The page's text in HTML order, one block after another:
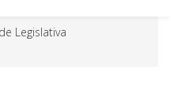
Legislativa